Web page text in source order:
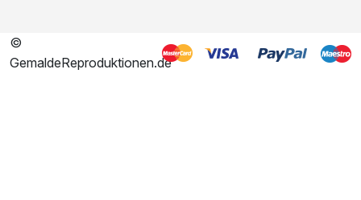
©
GemaldeReproduktionen.de